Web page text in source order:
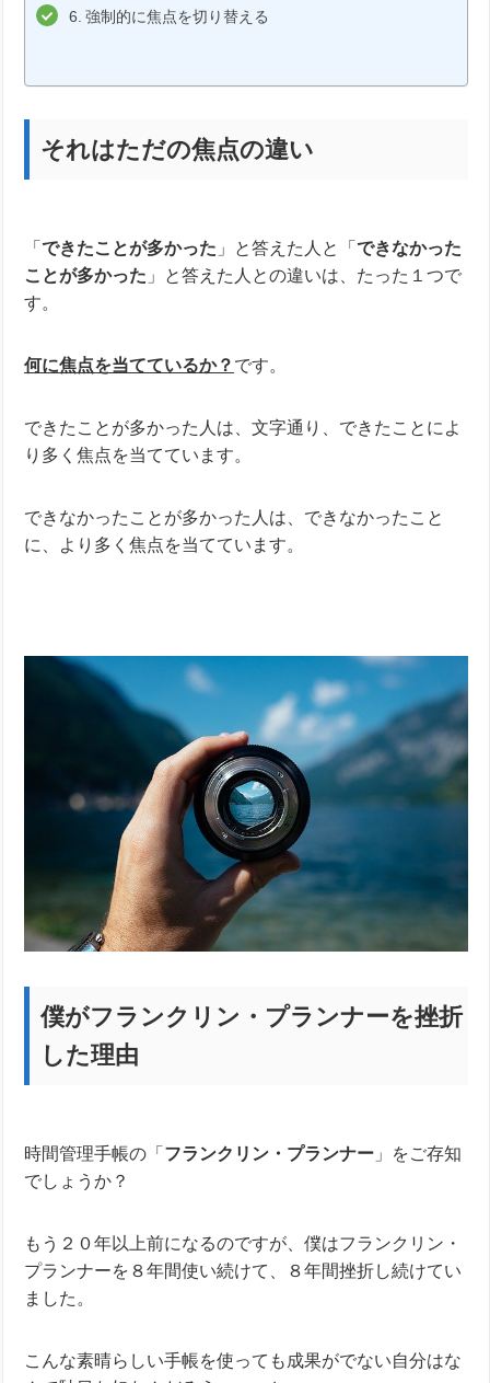
強制的に焦点を切り替える
それはただの焦点の違い
「 できたことが多かった 」と答えた人と「 できなかった
ことが多かった 」と答えた人との違いは、たった１つで
す。
何に焦点を当てているか？ です。
できたことが多かった人は、文字通り、できたことによ
り多く焦点を当てています。
できなかったことが多かった人は、できなかったこと
に、より多く焦点を当てています。
僕がフランクリン・プランナーを挫折
した理由
時間管理手帳の「 フランクリン・プランナー」をご存知
でしょうか？
もう２０年以上前になるのですが、僕はフランクリン・
プランナーを８年間使い続けて、８年間挫折し続けてい
ました。
こんな素晴らしい手帳を使っても成果がでない自分はな